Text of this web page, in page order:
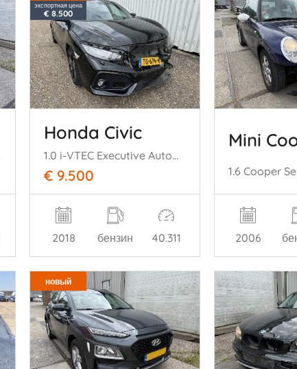
экспортная цена
€ 8.500
Honda Civic
1.0 i-VTEC Executive Automaat Panoramadak
€ 9.500
2018 бензин 40.311
Mini
1.6 Cooper
2006
новый